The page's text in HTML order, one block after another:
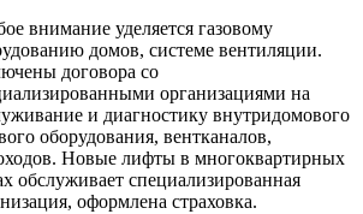
внимание уделяется газовому
домов, системе вентиляции.
договора со
организациями на
и диагностику внутридомового
оборудования, вентканалов,
Новые лифты в многоквартирных
обслуживает специализированная
оформлена страховка.